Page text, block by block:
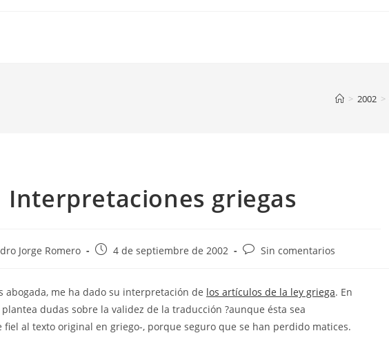
> 2002 >
Interpretaciones griegas
Jorge Romero
Publicación
entrada:
4 de septiembre de 2002
Comentarios
entrada:
Sin comentarios
abogada, me ha dado su interpretación de los artículos de la ley griega. En
dudas sobre la validez de la traducción ?aunque ésta sea
fiel al texto original en griego-, porque seguro que se han perdido matices.